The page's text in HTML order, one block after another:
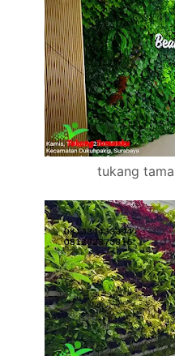
tukang